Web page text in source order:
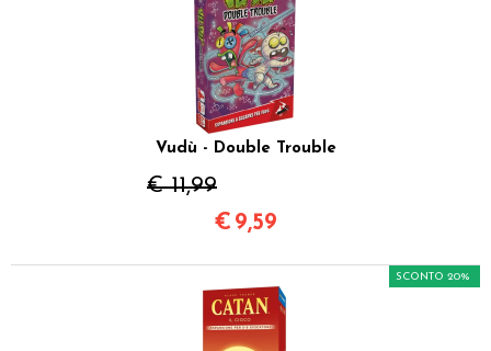
Vudù - Double Trouble
€ 11,99
€ 9,59
SCONTO 20%